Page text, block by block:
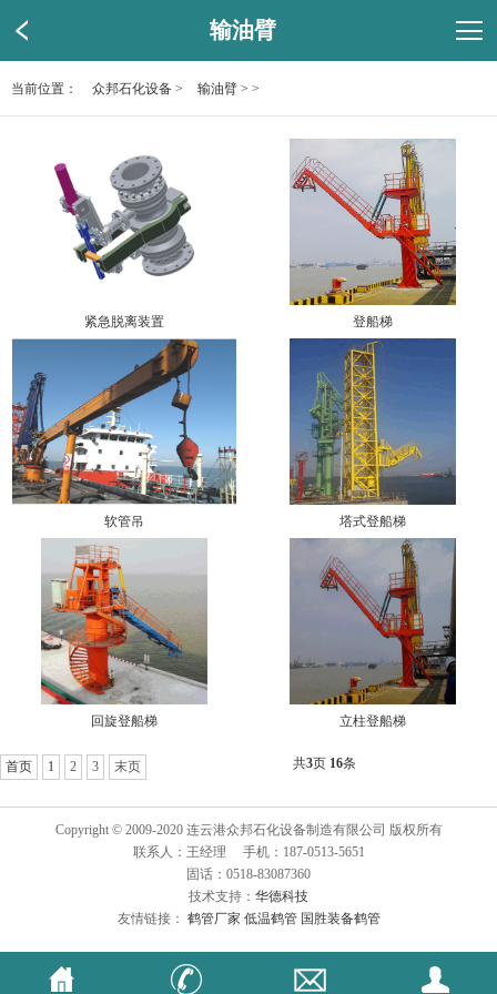
输油臂
当前位置： 众邦石化设备 > 输油臂 > >
紧急脱离装置 登船梯
软管吊 塔式登船梯
回旋登船梯 立柱登船梯
首页 1 2 3 末页 共3页 16条
Copyright © 2009-2020 连云港众邦石化设备制造有限公司 版权所有
联系人：王经理 手机：187-0513-5651
固话：0518-83087360
技术支持： 华德科技
友情链接： 鹤管厂家 低温鹤管 国胜装备鹤管